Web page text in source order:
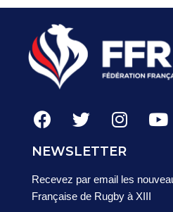
NEWSLETTER
Recevez par email les
Française de Rugby à XIII